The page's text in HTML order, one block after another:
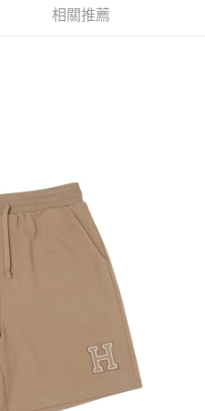
相關推薦